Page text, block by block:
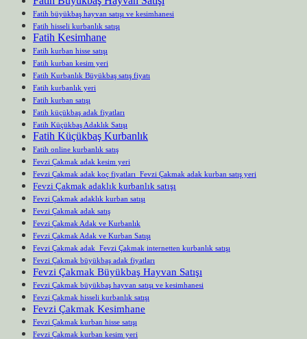
Fatih büyükbaş hayvan satışı ve kesimhanesi
Fatih hisseli kurbanlık satışı
Fatih Kesimhane
Fatih kurban hisse satışı
Fatih kurban kesim yeri
Fatih Kurbanlık Büyükbaş satış fiyatı
Fatih kurbanlık yeri
Fatih kurban satışı
Fatih küçükbaş adak fiyatları
Fatih Küçükbaş Adaklık Satışı
Fatih Küçükbaş Kurbanlık
Fatih online kurbanlık satış
Fevzi Çakmak adak kesim yeri
Fevzi Çakmak adak koç fiyatları Fevzi Çakmak adak kurban satış yeri
Fevzi Çakmak adaklık kurbanlık satışı
Fevzi Çakmak adaklık kurban satışı
Fevzi Çakmak adak satış
Fevzi Çakmak Adak ve Kurbanlık
Fevzi Çakmak Adak ve Kurban Satışı
Fevzi Çakmak adak Fevzi Çakmak internetten kurbanlık satışı
Fevzi Çakmak büyükbaş adak fiyatları
Fevzi Çakmak Büyükbaş Hayvan Satışı
Fevzi Çakmak büyükbaş hayvan satışı ve kesimhanesi
Fevzi Çakmak hisseli kurbanlık satışı
Fevzi Çakmak Kesimhane
Fevzi Çakmak kurban hisse satışı
Fevzi Çakmak kurban kesim yeri